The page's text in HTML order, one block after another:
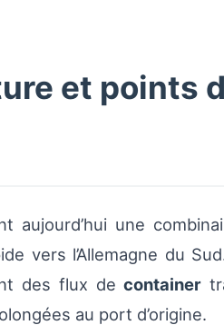
et points
une
vers l’Allemagne du
des flux decontainer
au port d’origine.